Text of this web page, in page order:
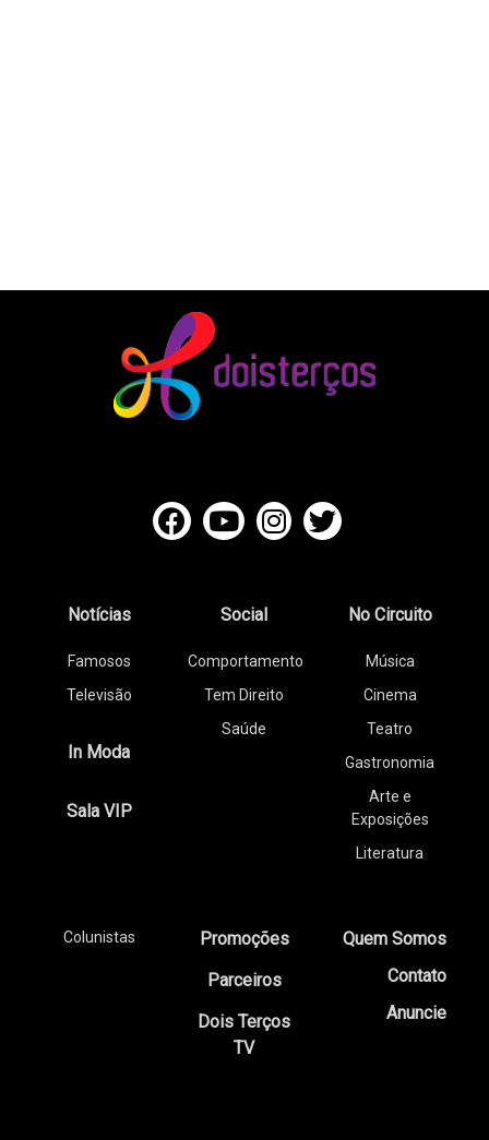
Notícias
Famosos
Televisão
In Moda
Sala VIP
Social
Comportamento
Tem Direito
Saúde
No Circuito
Música
Cinema
Teatro
Gastronomia
Arte e
Exposições
Literatura
Colunistas
Promoções
Parceiros
Dois Terços
TV
Quem Somos
Contato
Anuncie